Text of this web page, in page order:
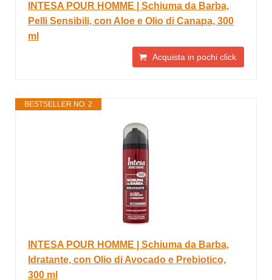
INTESA POUR HOMME | Schiuma da Barba,
Pelli Sensibili, con Aloe e Olio di Canapa, 300
ml
Acquista in pochi click
BESTSELLER NO. 2
INTESA POUR HOMME | Schiuma da Barba,
Idratante, con Olio di Avocado e Prebiotico,
300 ml